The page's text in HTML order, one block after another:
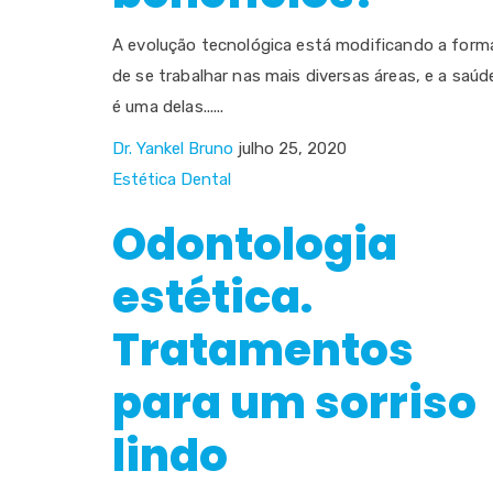
A evolução tecnológica está modificando a
de se trabalhar nas mais diversas áreas, e a
é uma delas......
Dr. Yankel Bruno julho 25, 2020
Estética Dental
Odontologia
estética.
Tratamentos
para um sorriso
lindo